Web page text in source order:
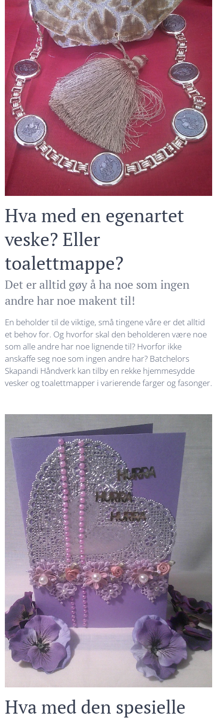
Hva med en egenartet
veske? Eller
toalettmappe?
Det er alltid gøy å ha noe som ingen
andre har noe makent til!
En beholder til de viktige, små tingene våre er det alltid
et behov for. Og hvorfor skal den beholderen være noe
som alle andre har noe lignende til? Hvorfor ikke
anskaffe seg noe som ingen andre har? Batchelors
Skapandi Håndverk kan tilby en rekke hjemmesydde
vesker og toalettmapper i varierende farger og fasonger.
Hva med den spesielle